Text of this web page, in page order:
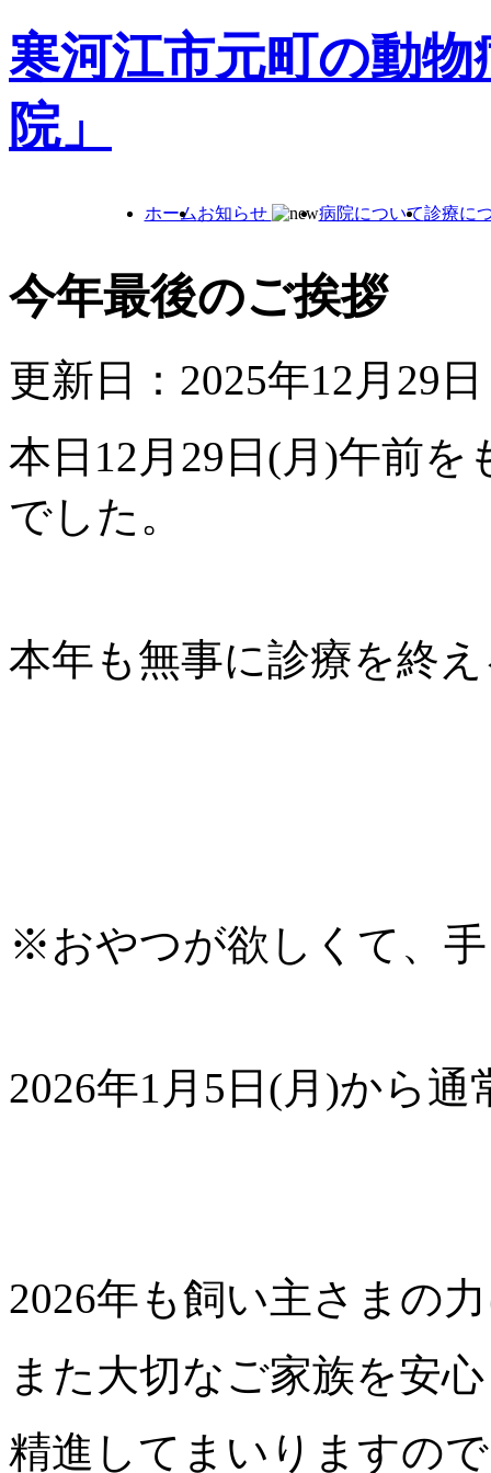
寒河江市元町の動
院」
ホームお知らせ 病院について診療に
今年最後のご挨拶
更新日：2025年12月29日
本日12月29日(月)午前を
でした。
本年も無事に診療を終
※おやつが欲しくて、
2026年1月5日(月)から
2026年も飼い主さまの
また大切なご家族を安
精進してまいりますの